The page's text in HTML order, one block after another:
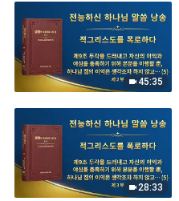
45:35
28:33